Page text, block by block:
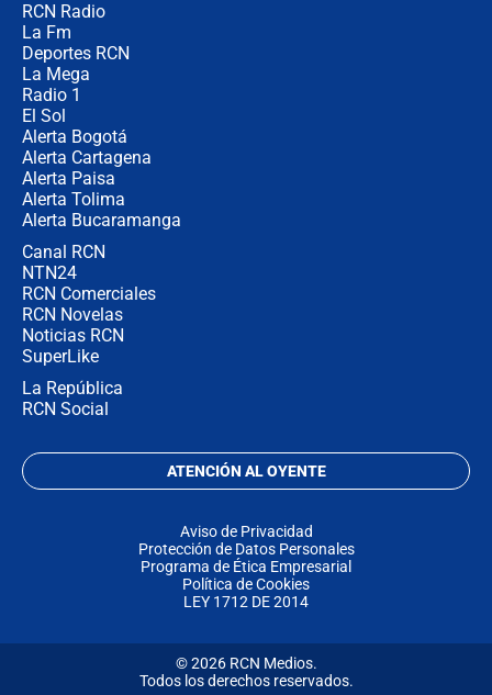
RCN Radio
La Fm
Deportes RCN
La Mega
Radio 1
El Sol
Alerta Bogotá
Alerta Cartagena
Alerta Paisa
Alerta Tolima
Alerta Bucaramanga
Canal RCN
NTN24
RCN Comerciales
RCN Novelas
Noticias RCN
SuperLike
La República
RCN Social
ATENCIÓN AL OYENTE
Aviso de Privacidad
Protección de Datos Personales
Programa de Ética Empresarial
Política de Cookies
LEY 1712 DE 2014
© 2026 RCN Medios.
Todos los derechos reservados.